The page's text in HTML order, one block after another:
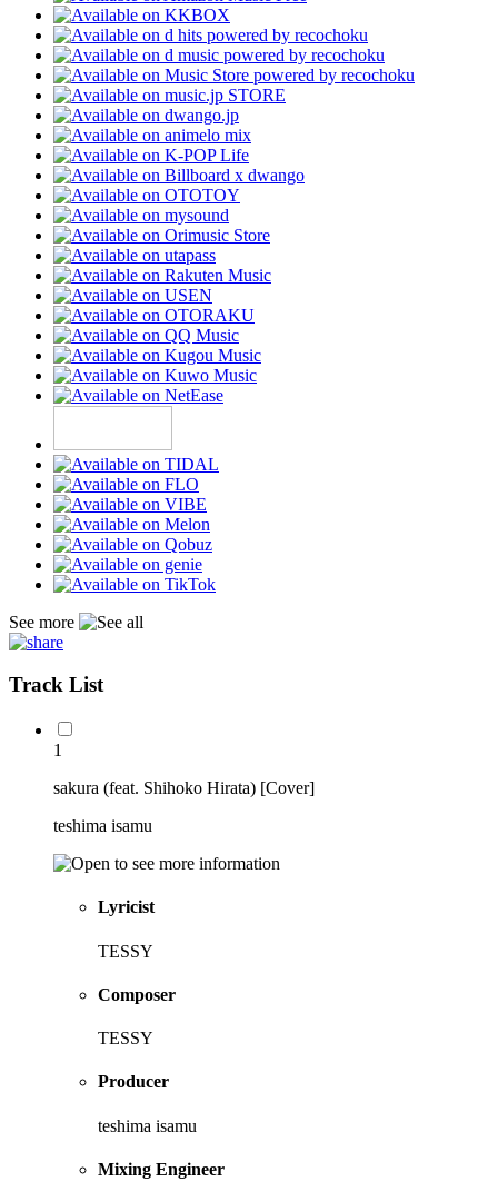
See more
Track List
1
sakura (feat. Shihoko Hirata) [Cover]
teshima isamu
Lyricist
TESSY
Composer
TESSY
Producer
teshima isamu
Mixing Engineer